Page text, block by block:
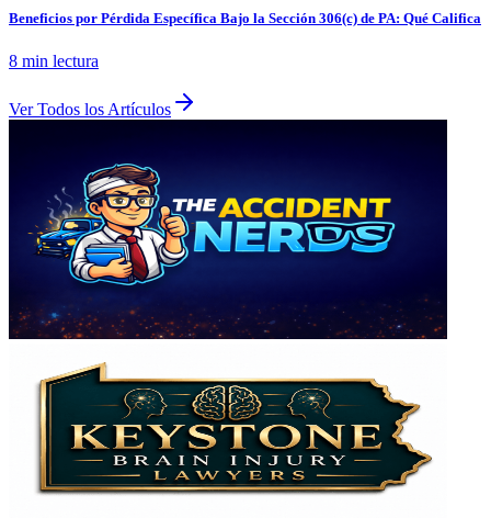
Beneficios por Pérdida Específica Bajo la Sección 306(c) de PA: Qué Califica
8 min lectura
Ver Todos los Artículos